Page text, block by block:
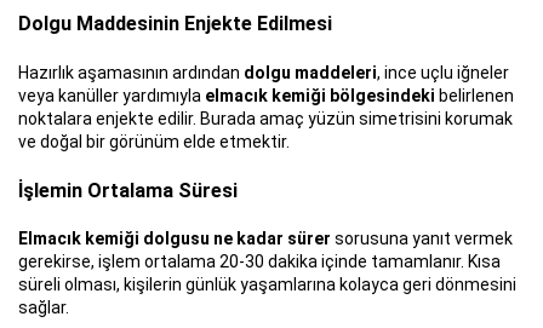
Dolgu Maddesinin Enjekte Edilmesi
Hazırlık aşamasının ardından dolgu maddeleri, ince uçlu iğneler
veya kanüller yardımıyla elmacık kemiği bölgesindeki belirlenen
noktalara enjekte edilir. Burada amaç yüzün simetrisini korumak
ve doğal bir görünüm elde etmektir.
İşlemin Ortalama Süresi
Elmacık kemiği dolgusu ne kadar sürer sorusuna yanıt vermek
gerekirse, işlem ortalama 20-30 dakika içinde tamamlanır. Kısa
süreli olması, kişilerin günlük yaşamlarına kolayca geri dönmesini
sağlar.